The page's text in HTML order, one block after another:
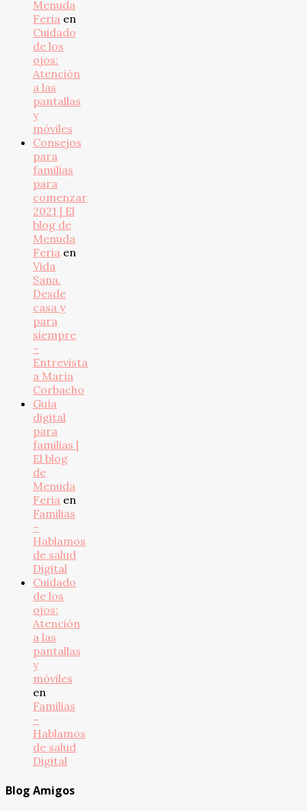
Menuda
Feria en
Cuidado
de los
ojos:
Atención
a las
pantallas
y
móviles
Consejos
para
familias
para
comenzar
2021 | El
blog de
Menuda
Feria en
Vida
Sana.
Desde
casa y
para
siempre
–
Entrevista
a María
Corbacho
Guía
digital
para
familias |
El blog
de
Menuda
Feria en
Familias
–
Hablamos
de salud
Digital
Cuidado
de los
ojos:
Atención
a las
pantallas
y
móviles
en
Familias
–
Hablamos
de salud
Digital
Blog Amigos